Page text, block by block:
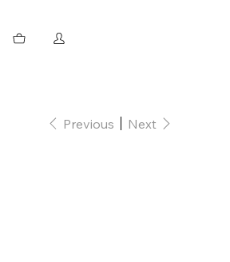
Previous Next